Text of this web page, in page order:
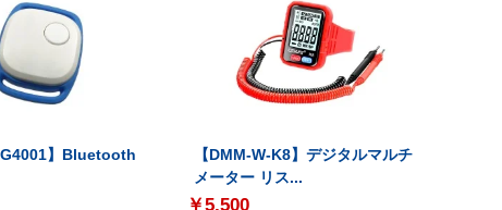
】Bluetooth
【DMM-W-K8】デジタルマルチ
メーター リス...
￥5,500